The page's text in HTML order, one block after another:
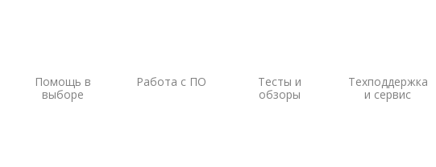
Помощь в
выборе
Работа с ПО
Тесты и
обзоры
Техподдержка
и сервис